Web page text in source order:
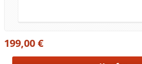
199,00 €